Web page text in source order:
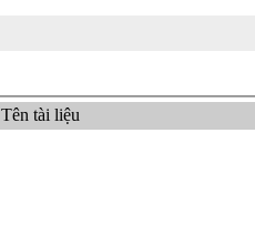
Tên tài liệu